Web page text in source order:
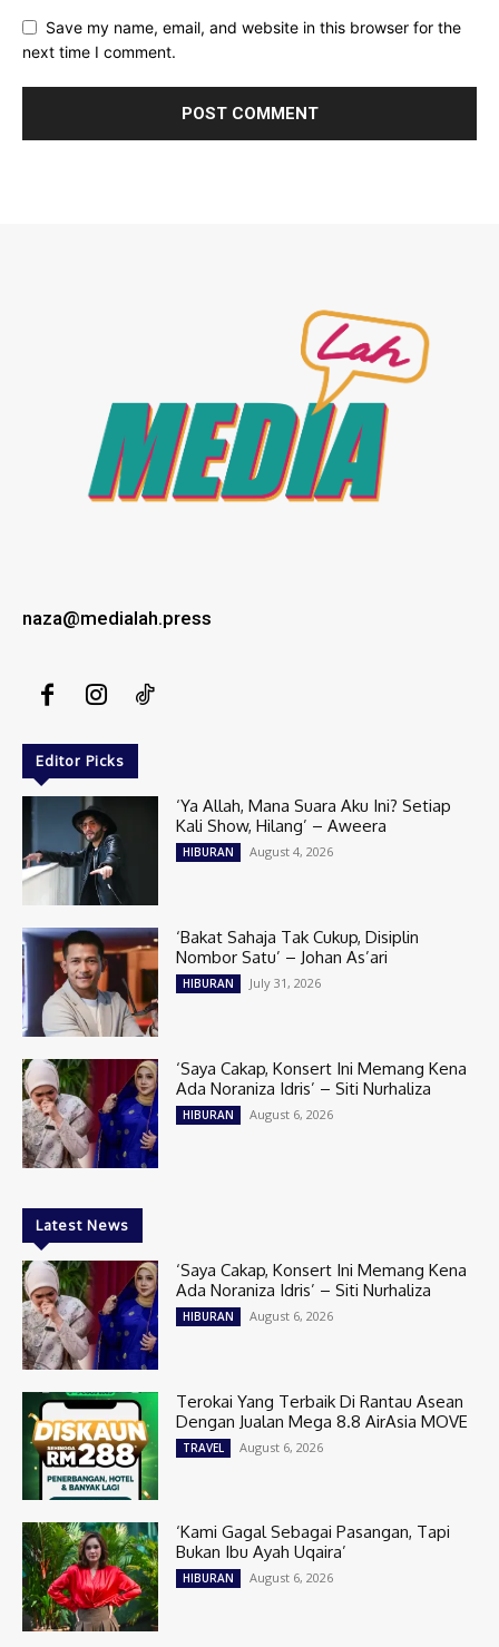
Save my name, email, and website in this browser for the
next time I comment.
naza@medialah.press
Editor Picks
‘Ya Allah, Mana Suara Aku Ini? Setiap
Kali Show, Hilang’ – Aweera
HIBURAN August 4, 2026
‘Bakat Sahaja Tak Cukup, Disiplin
Nombor Satu’ – Johan As’ari
HIBURAN July 31, 2026
‘Saya Cakap, Konsert Ini Memang Kena
Ada Noraniza Idris’ – Siti Nurhaliza
HIBURAN August 6, 2026
Latest News
‘Saya Cakap, Konsert Ini Memang Kena
Ada Noraniza Idris’ – Siti Nurhaliza
HIBURAN August 6, 2026
Terokai Yang Terbaik Di Rantau Asean
Dengan Jualan Mega 8.8 AirAsia MOVE
TRAVEL August 6, 2026
‘Kami Gagal Sebagai Pasangan, Tapi
Bukan Ibu Ayah Uqaira’
HIBURAN August 6, 2026